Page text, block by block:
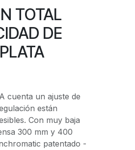
TOTAL
DE
cuenta un ajuste de
están
Con muy baja
300 mm y 400
patentado -